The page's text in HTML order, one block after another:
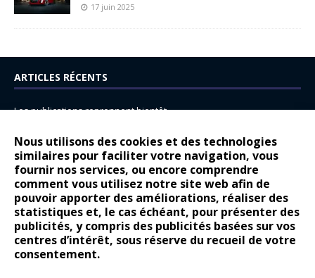
Nous utilisons des cookies et des technologies
similaires pour faciliter votre navigation, vous
fournir nos services, ou encore comprendre
comment vous utilisez notre site web afin de
pouvoir apporter des améliorations, réaliser des
statistiques et, le cas échéant, pour présenter des
publicités, y compris des publicités basées sur vos
centres d’intérêt, sous réserve du recueil de votre
consentement.
17 juin 2025
ARTICLES RÉCENTS
Les publications reprennent bientôt…
14 juillet : nouveau film de marque pour Citroën
Renault Espace : voyage, voyage…
Peugeot E-208 GTi : naissance d’une légende
COMMENTAIRES RÉCENTS
Bernard Dardartdans